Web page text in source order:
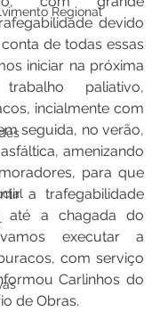
Regional
devido
de todas essas
iniciar na próxima
paliativo,
incialmente com
seguida, no verão,
amenizando
para que
a trafegabilidade
até a chagada do
executar a
com serviço
Carlinhos do
de Obras.